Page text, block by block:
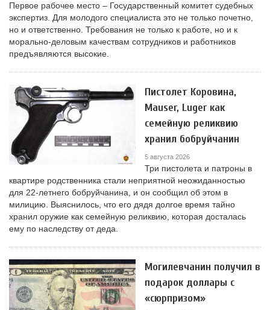
Первое рабочее место – Государственный комитет судебных
экспертиз. Для молодого специалиста это не только почетно,
но и ответственно. Требования не только к работе, но и к
морально-деловым качествам сотрудников и работников
предъявляются высокие.
Пистолет Коровина,
Mauser, Luger как
семейную реликвию
хранил бобруйчанин
5 августа 2026
Три пистолета и патроны в
квартире родственника стали неприятной неожиданностью
для 22-летнего бобруйчанина, и он сообщил об этом в
милицию. Выяснилось, что его дядя долгое время тайно
хранил оружие как семейную реликвию, которая досталась
ему по наследству от деда.
Могилевчанин получил в
подарок доллары с
«сюрпризом»